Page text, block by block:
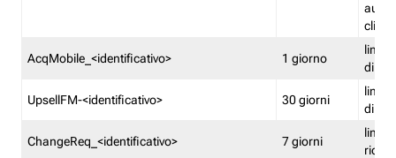
clienti
AcqMobile_<identificativo> 1 giorno
limita
di
UpsellFM-<identificativo> 30 giorni
limita
di
ChangeReq_<identificativo> 7 giorni
limita